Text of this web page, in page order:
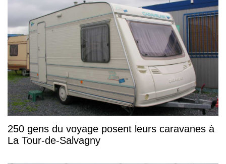
250 gens du voyage posent leurs caravanes à
La Tour-de-Salvagny